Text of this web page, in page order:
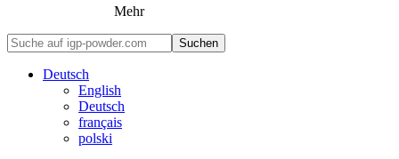
Mehr
Suchen
Deutsch
English
Deutsch
français
polski